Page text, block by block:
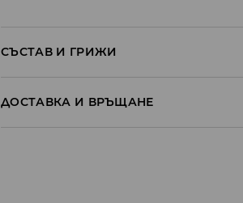
СЪСТАВ И ГРИЖИ
ДОСТАВКА И ВРЪЩАНЕ